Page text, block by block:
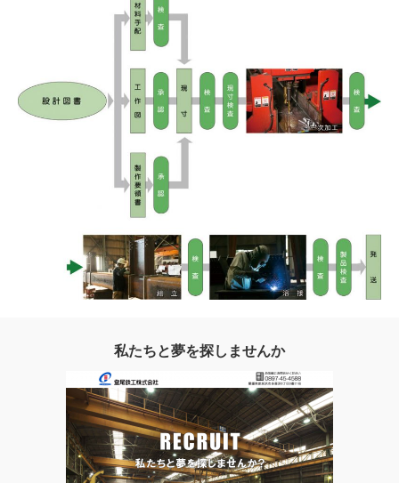
私たちと夢を探しませんか